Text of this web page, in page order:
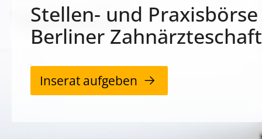
Stellen- und
Berliner Zahnärzteschaft
Inserat aufgeben